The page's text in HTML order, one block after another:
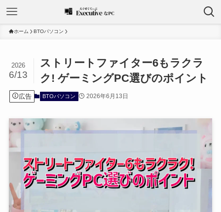
ホーム BTOパソコン
ストリートファイター6もラクラ
ク! ゲーミングPC選びのポイント
2026
6/13
広告 BTOパソコン 2026年6月13日